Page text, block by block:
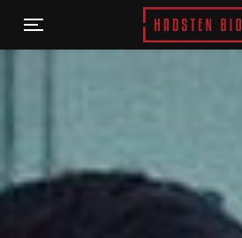
Toggle navigation
Hadsten Bio